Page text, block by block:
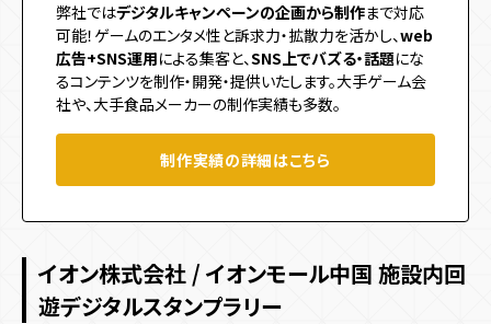
弊社ではデジタルキャンペーンの企画から制作まで対応
可能！ゲームのエンタメ性と訴求力・拡散力を活かし、web
広告+SNS運用による集客と、SNS上でバズる・話題にな
るコンテンツを制作・開発・提供いたします。大手ゲーム会
社や、大手食品メーカーの制作実績も多数。
制作実績の詳細はこちら
イオン株式会社 / イオンモール中国 施設内回
遊デジタルスタンプラリー